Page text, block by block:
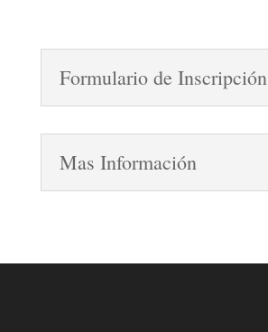
Formulario de Inscripción
Mas Información